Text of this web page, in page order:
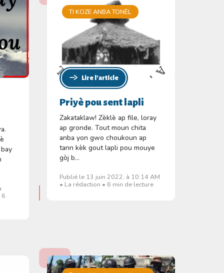
6
TI KOZE ANBA TONÈL
Lire l'article
Priyè pou sent lapli
Zakataklaw! Zèklè ap file, loray
ap gronde. Tout moun chita
anba yon gwo choukoun ap
tann kèk gout lapli pou mouye
gòj b...
Publié le 13 juin 2022, à 10:14 AM
• La rédaction • 6 min de lecture